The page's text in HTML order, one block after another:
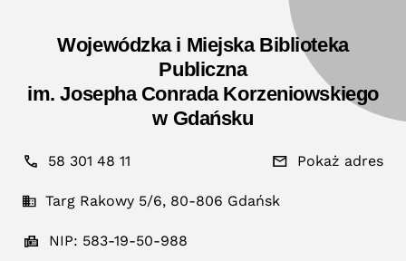
Wojewódzka i Miejska Biblioteka
Publiczna
im. Josepha Conrada Korzeniowskiego
w Gdańsku
58 301 48 11 Pokaż adres
Targ Rakowy 5/6, 80-806 Gdańsk
NIP: 583-19-50-988